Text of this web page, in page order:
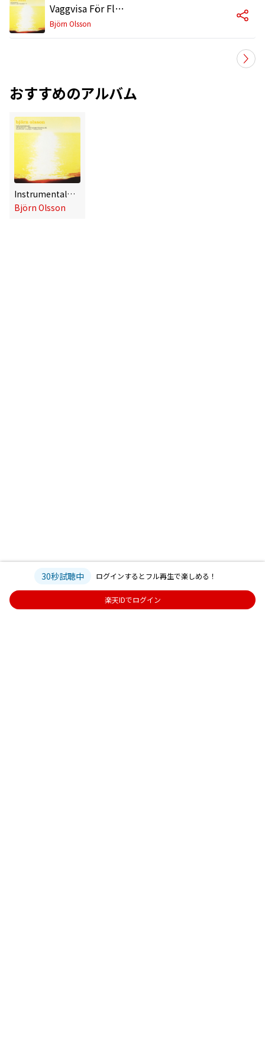
Vaggvisa För Flyktbenägna (Lullaby for Escapists)
Björn Olsson
おすすめのアルバム
Instrumentalmusik... Att sjunka in i... Eller kanske förvinna till (Instrumental Music... To Submer
Björn Olsson
30秒試聴中 ログインするとフル再生で楽しめる！
楽天IDでログイン